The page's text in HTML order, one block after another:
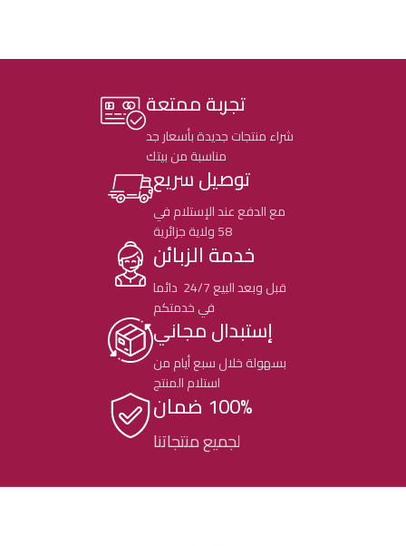
تجربة ممتعة
شراء منتجات جديدة بأسعار جد
مناسبة من بيتك
توصيل سريع
مع الدفع عند الإستلام في
58 ولاية جزائرية
خدمة الزبائن
قبل وبعد البيع 24/7 دائما
في خدمتكم
إستبدال مجاني
بسهولة خلال سبع أيام من
استلام المنتج
100% ضمان
لجميع منتجاتنا